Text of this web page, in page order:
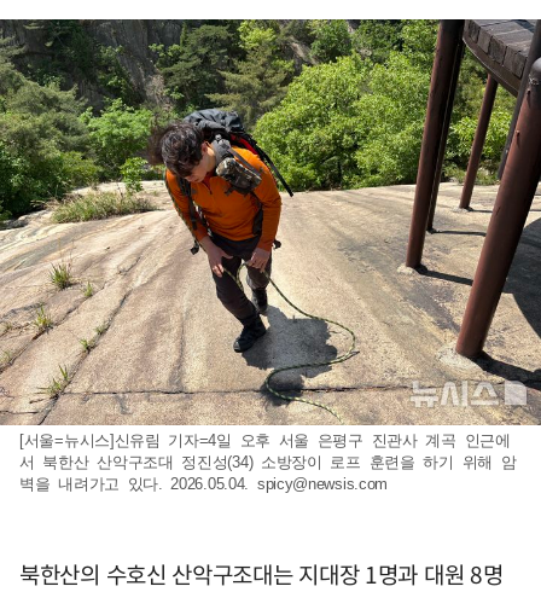
[서울=뉴시스]신유림 기자=4일 오후 서울 은평구 진관사 계곡 인근에
서 북한산 산악구조대 정진성(34) 소방장이 로프 훈련을 하기 위해 암
벽을 내려가고 있다. 2026.05.04. spicy@newsis.com
북한산의 수호신 산악구조대는 지대장 1명과 대원 8명